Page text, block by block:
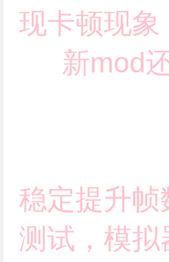
现卡顿现象
新mod
稳定提升帧
测试，模拟